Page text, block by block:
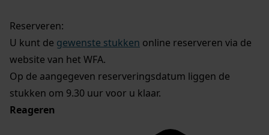
Reserveren:
U kunt de gewenste stukken online reserveren via de
website van het WFA.
Op de aangegeven reserveringsdatum liggen de
stukken om 9.30 uur voor u klaar.
Reageren